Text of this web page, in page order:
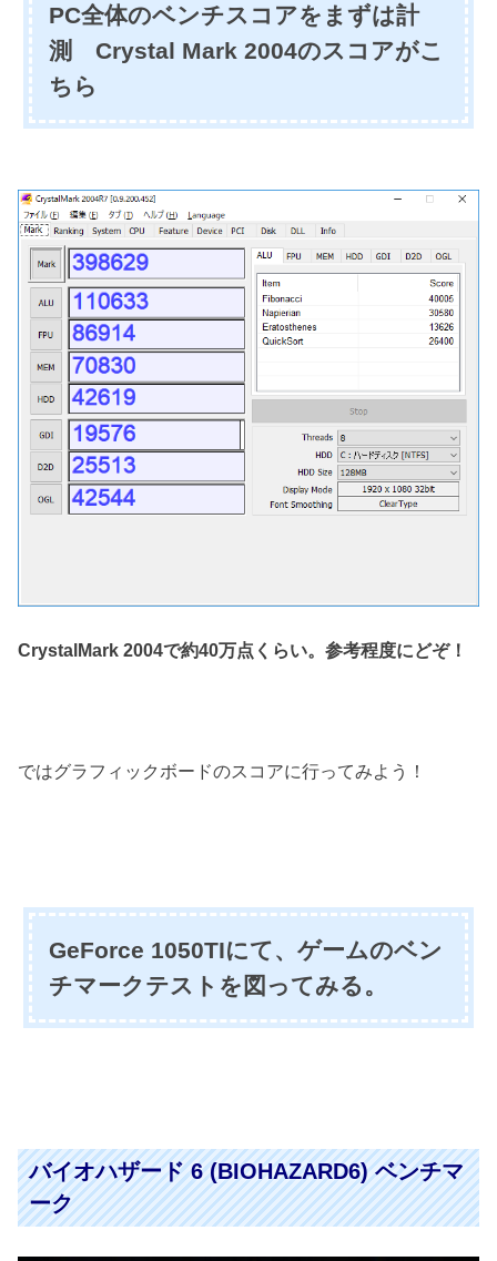
PC全体のベンチスコアをまずは計
測 Crystal Mark 2004のスコアがこ
ちら
CrystalMark 2004で約40万点くらい。参考程度にどぞ！
ではグラフィックボードのスコアに行ってみよう！
GeForce 1050TIにて、ゲームのベン
チマークテストを図ってみる。
バイオハザード 6 (BIOHAZARD6) ベンチマ
ーク